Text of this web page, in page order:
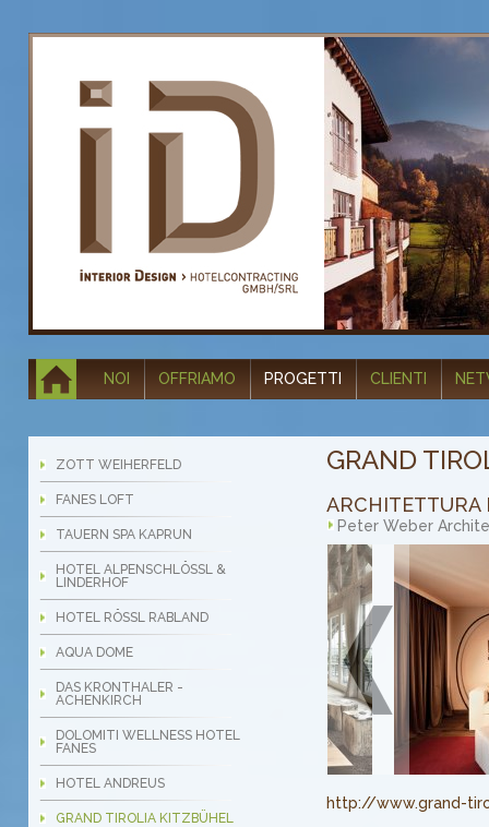
NOI OFFRIAMO PROGETTI CLIENTI
ZOTT WEIHERFELD
FANES LOFT
TAUERN SPA KAPRUN
HOTEL ALPENSCHLÖSSL &
LINDERHOF
HOTEL RÖSSL RABLAND
AQUA DOME
DAS KRONTHALER -
ACHENKIRCH
DOLOMITI WELLNESS HOTEL
FANES
HOTEL ANDREUS
GRAND TIROLIA KITZBÜHEL
GRAND
ARCHITETTURA
Peter Weber
http://www.grand-